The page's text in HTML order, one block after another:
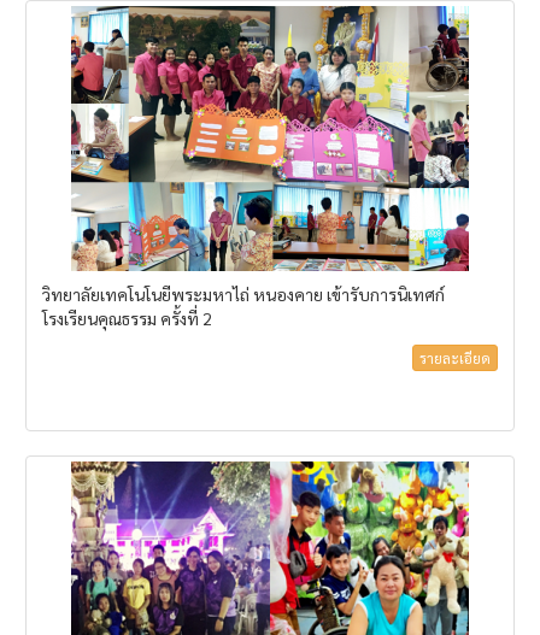
วิทยาลัยเทคโนโนยีพระมหาไถ่ หนองคาย เข้ารับการนิเทศก์
โรงเรียนคุณธรรม ครั้งที่ 2
รายละเอียด